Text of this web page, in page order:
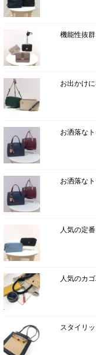
機能性抜
お出かけ
お洒落な
お洒落な
人気の定
人気のカ
スタイリ